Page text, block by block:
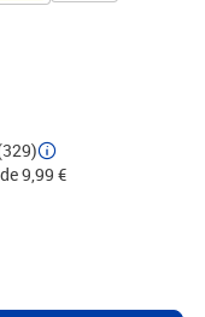
Grammage :
(feuillets 80gr.)
: Sans fermeture
9,99 €